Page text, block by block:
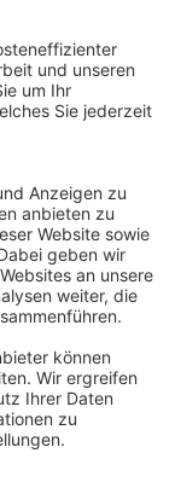
werden
für
befreit
der